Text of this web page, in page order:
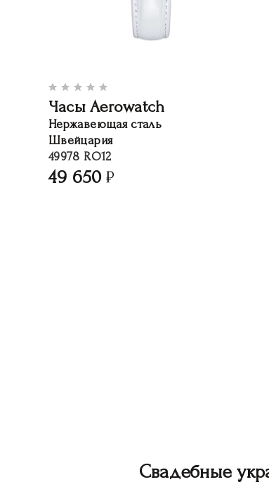
Часы Aerowatch
Нержавеющая сталь
Швейцария
49978 RO12
49 650
Свадебные